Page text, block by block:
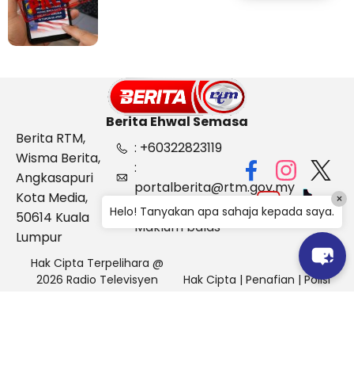
Berita Ehwal Semasa
Berita RTM,
Wisma Berita,
Angkasapuri
Kota Media,
50614 Kuala
Lumpur
: +60322823119
:
portalberita@rtm.gov.my
: Aduan &
Maklum balas
Hak Cipta Terpelihara @
2026 Radio Televisyen
Hak Cipta | Penafian | Polisi
Helo! Tanyakan apa sahaja kepada saya.
×